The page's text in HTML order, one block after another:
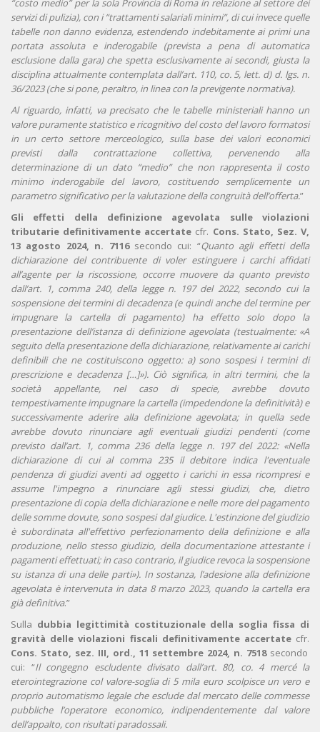
“costo medio” per la sola Provincia di Roma in relazione al settore dei
servizi di pulizia), con i “trattamenti salariali minimi”, di cui invece quelle
tabelle non danno evidenza, estendendo indebitamente ai primi una
portata assoluta e inderogabile (prevista a pena di automatica
esclusione dalla gara) che spetta esclusivamente ai secondi, giusta la
disciplina attualmente contemplata dall’art. 110, co. 5, lett. d) d. lgs. n.
36/2023 (che si pone, peraltro, in linea con la previgente normativa).
Al riguardo, infatti, va precisato che le tabelle ministeriali hanno un
valore puramente statistico e ricognitivo del costo del lavoro formatosi
in un certo settore merceologico, sulla base dei valori economici
previsti dalla contrattazione collettiva, pervenendo alla
determinazione di un dato “medio” che non rappresenta il costo
minimo inderogabile del lavoro, costituendo semplicemente un
parametro significativo per la valutazione della congruità dell’offerta.”
Gli effetti della definizione agevolata sulle violazioni
tributarie definitivamente accertate cfr. Cons. Stato, Sez. V,
13 agosto 2024, n. 7116secondo cui: “Quanto agli effetti della
dichiarazione del contribuente di voler estinguere i carchi affidati
all’agente per la riscossione, occorre muovere da quanto previsto
dall’art. 1, comma 240, della legge n. 197 del 2022, secondo cui la
sospensione dei termini di decadenza (e quindi anche del termine per
impugnare la cartella di pagamento) ha effetto solo dopo la
presentazione dell’istanza di definizione agevolata (testualmente: «A
seguito della presentazione della dichiarazione, relativamente ai carichi
definibili che ne costituiscono oggetto: a) sono sospesi i termini di
prescrizione e decadenza […]»). Ciò significa, in altri termini, che la
società appellante, nel caso di specie, avrebbe dovuto
tempestivamente impugnare la cartella (impedendone la definitività) e
successivamente aderire alla definizione agevolata; in quella sede
avrebbe dovuto rinunciare agli eventuali giudizi pendenti (come
previsto dall’art. 1, comma 236 della legge n. 197 del 2022: «Nella
dichiarazione di cui al comma 235 il debitore indica l'eventuale
pendenza di giudizi aventi ad oggetto i carichi in essa ricompresi e
assume l'impegno a rinunciare agli stessi giudizi, che, dietro
presentazione di copia della dichiarazione e nelle more del pagamento
delle somme dovute, sono sospesi dal giudice. L'estinzione del giudizio
è subordinata all'effettivo perfezionamento della definizione e alla
produzione, nello stesso giudizio, della documentazione attestante i
pagamenti effettuati; in caso contrario, il giudice revoca la sospensione
su istanza di una delle parti»). In sostanza, l’adesione alla definizione
agevolata è intervenuta in data 8 marzo 2023, quando la cartella era
già definitiva.”
Sulla dubbia legittimità costituzionale della soglia fissa di
gravità delle violazioni fiscali definitivamente accertatecfr.
Cons. Stato, sez. III, ord., 11 settembre 2024, n. 7518 secondo
cui: “Il congegno escludente divisato dall’art. 80, co. 4 mercé la
eterointegrazione col valore-soglia di 5 mila euro scolpisce un vero e
proprio automatismo legale che esclude dal mercato delle commesse
pubbliche l’operatore economico, indipendentemente dal valore
dell’appalto, con risultati paradossali.